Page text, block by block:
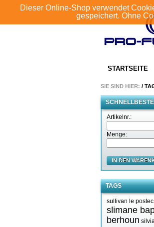
Dieser Online-Shop verwendet
gespeichert. Ohne
STARTSEITE
SIE SIND HIER: /
Artikelnr.:
Menge:
IN DEN
TAGS
sullivan le postec
slimane
berhoun